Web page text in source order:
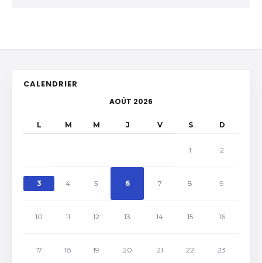
CALENDRIER
AOÛT 2026
L M M J V S D
1 2
3 4 5 6 7 8 9
10 11 12 13 14 15 16
17 18 19 20 21 22 23